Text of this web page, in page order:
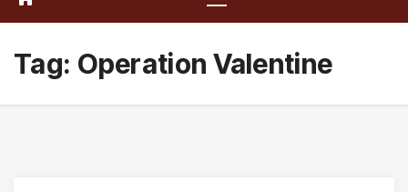
Tag: Operation Valentine